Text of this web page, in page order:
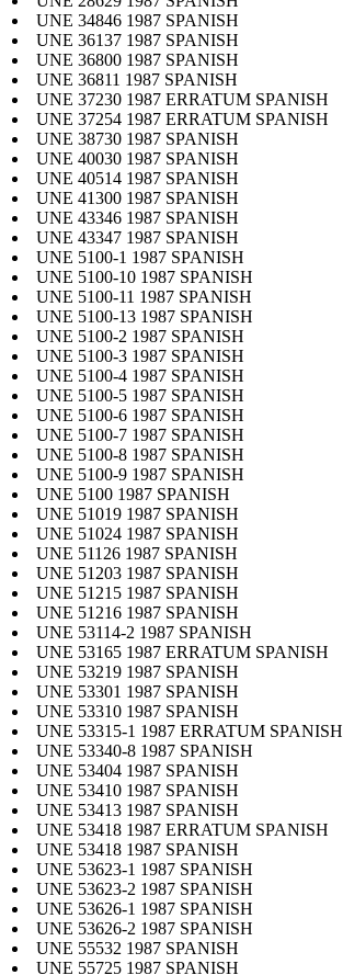
UNE 34846 1987 SPANISH
UNE 36137 1987 SPANISH
UNE 36800 1987 SPANISH
UNE 36811 1987 SPANISH
UNE 37230 1987 ERRATUM SPANISH
UNE 37254 1987 ERRATUM SPANISH
UNE 38730 1987 SPANISH
UNE 40030 1987 SPANISH
UNE 40514 1987 SPANISH
UNE 41300 1987 SPANISH
UNE 43346 1987 SPANISH
UNE 43347 1987 SPANISH
UNE 5100-1 1987 SPANISH
UNE 5100-10 1987 SPANISH
UNE 5100-11 1987 SPANISH
UNE 5100-13 1987 SPANISH
UNE 5100-2 1987 SPANISH
UNE 5100-3 1987 SPANISH
UNE 5100-4 1987 SPANISH
UNE 5100-5 1987 SPANISH
UNE 5100-6 1987 SPANISH
UNE 5100-7 1987 SPANISH
UNE 5100-8 1987 SPANISH
UNE 5100-9 1987 SPANISH
UNE 5100 1987 SPANISH
UNE 51019 1987 SPANISH
UNE 51024 1987 SPANISH
UNE 51126 1987 SPANISH
UNE 51203 1987 SPANISH
UNE 51215 1987 SPANISH
UNE 51216 1987 SPANISH
UNE 53114-2 1987 SPANISH
UNE 53165 1987 ERRATUM SPANISH
UNE 53219 1987 SPANISH
UNE 53301 1987 SPANISH
UNE 53310 1987 SPANISH
UNE 53315-1 1987 ERRATUM SPANISH
UNE 53340-8 1987 SPANISH
UNE 53404 1987 SPANISH
UNE 53410 1987 SPANISH
UNE 53413 1987 SPANISH
UNE 53418 1987 ERRATUM SPANISH
UNE 53418 1987 SPANISH
UNE 53623-1 1987 SPANISH
UNE 53623-2 1987 SPANISH
UNE 53626-1 1987 SPANISH
UNE 53626-2 1987 SPANISH
UNE 55532 1987 SPANISH
UNE 55725 1987 SPANISH